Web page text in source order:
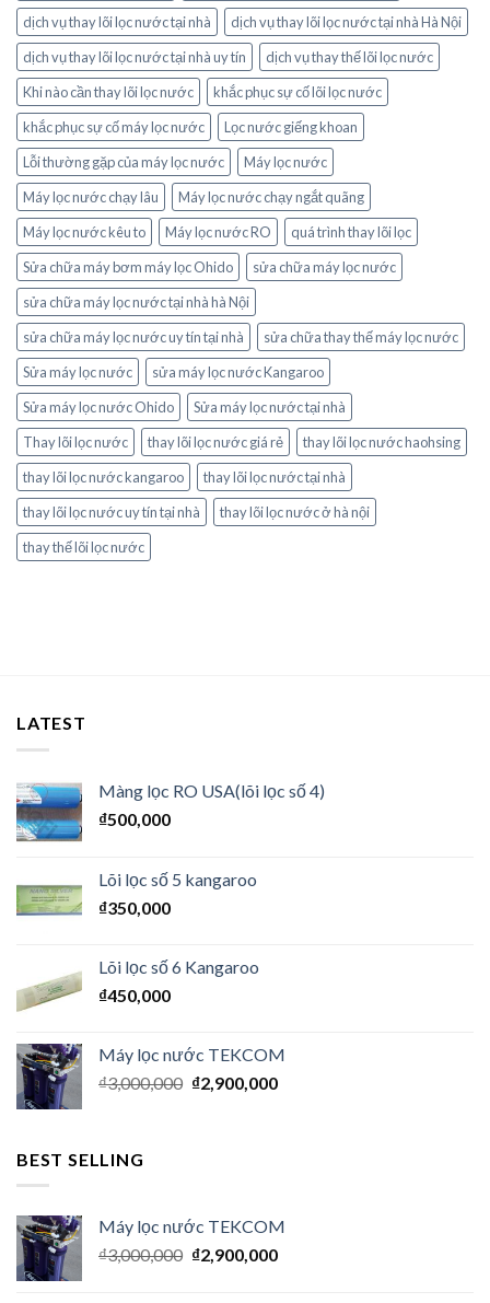
dịch vụ thay lõi lọc nước tại nhà
dịch vụ thay lõi lọc nước tại nhà Hà Nội
dịch vụ thay lõi lọc nước tại nhà uy tín
dịch vụ thay thế lõi lọc nước
Khi nào cần thay lõi lọc nước
khắc phục sự cố lõi lọc nước
khắc phục sự cố máy lọc nước
Lọc nước giếng khoan
Lỗi thường gặp của máy lọc nước
Máy lọc nước
Máy lọc nước chạy lâu
Máy lọc nước chạy ngắt quãng
Máy lọc nước kêu to
Máy lọc nước RO
quá trình thay lõi lọc
Sửa chữa máy bơm máy lọc Ohido
sửa chữa máy lọc nước
sửa chữa máy lọc nước tại nhà hà Nội
sửa chữa máy lọc nước uy tín tại nhà
sửa chữa thay thế máy lọc nước
Sửa máy lọc nước
sửa máy lọc nước Kangaroo
Sửa máy lọc nước Ohido
Sửa máy lọc nước tại nhà
Thay lõi lọc nước
thay lõi lọc nước giá rẻ
thay lõi lọc nước haohsing
thay lõi lọc nước kangaroo
thay lõi lọc nước tại nhà
thay lõi lọc nước uy tín tại nhà
thay lõi lọc nước ở hà nội
thay thế lõi lọc nước
LATEST
Màng lọc RO USA(lõi lọc số 4)
₫500,000
Lõi lọc số 5 kangaroo
₫350,000
Lõi lọc số 6 Kangaroo
₫450,000
Máy lọc nước TEKCOM
₫3,000,000 ₫2,900,000
BEST SELLING
Máy lọc nước TEKCOM
₫3,000,000 ₫2,900,000